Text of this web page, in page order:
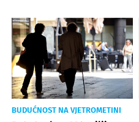
BUDUĆNOST NA VJETROMETINI